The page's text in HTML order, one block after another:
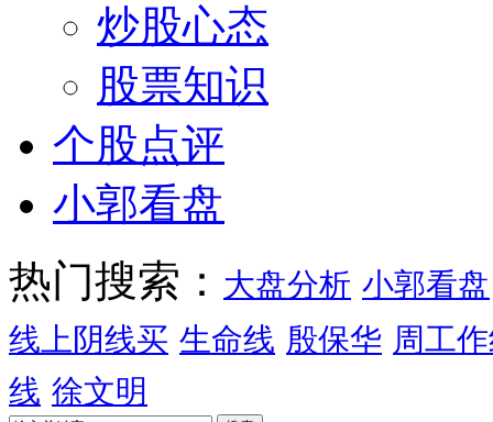
炒股心态
股票知识
个股点评
小郭看盘
热门搜索： 大盘分析 小郭看盘
线上阴线买 生命线 殷保华 周工
线 徐文明